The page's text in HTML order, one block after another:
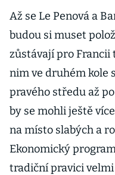
Až se Le Penová a
budou si muset
zůstávají pro Francii
nim ve druhém kole
pravého středu až
by se mohli ještě
na místo slabých a
Ekonomický
tradiční pravici